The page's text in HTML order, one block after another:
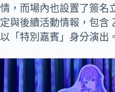
情，而場內也設置了簽名
定與後續活動情報，包含
以「特別嘉賓」身分演出。